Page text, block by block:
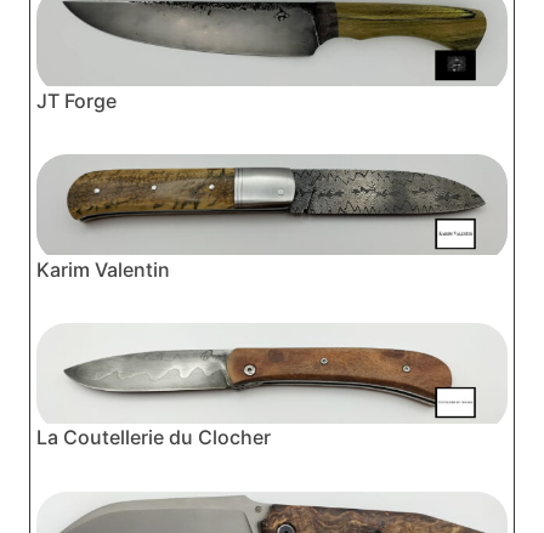
JT Forge
Karim Valentin
La Coutellerie du Clocher